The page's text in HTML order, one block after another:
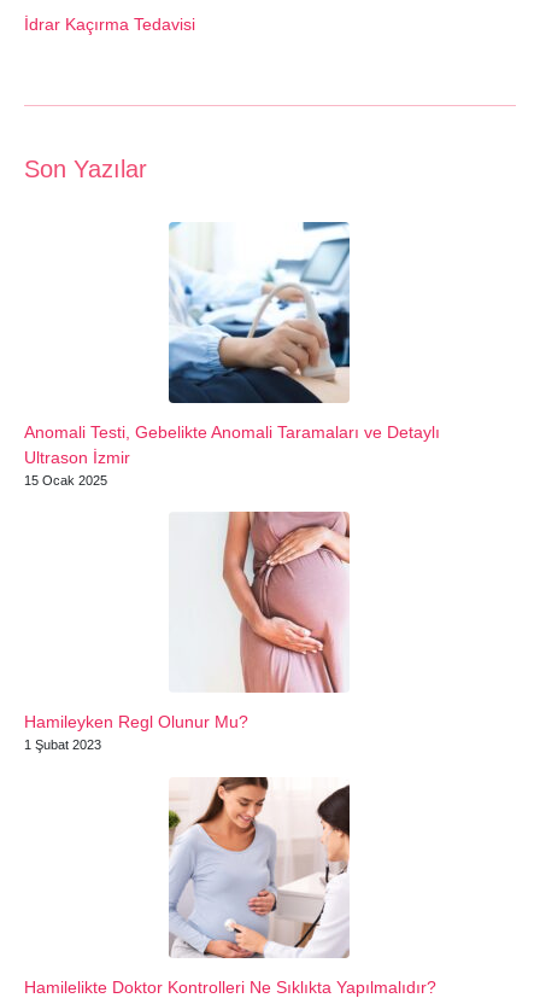
İdrar Kaçırma Tedavisi
Son Yazılar
Anomali Testi, Gebelikte Anomali Taramaları ve Detaylı
Ultrason İzmir
15 Ocak 2025
Hamileyken Regl Olunur Mu?
1 Şubat 2023
Hamilelikte Doktor Kontrolleri Ne Sıklıkta Yapılmalıdır?